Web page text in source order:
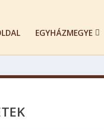
EGYHÁZMEGYE